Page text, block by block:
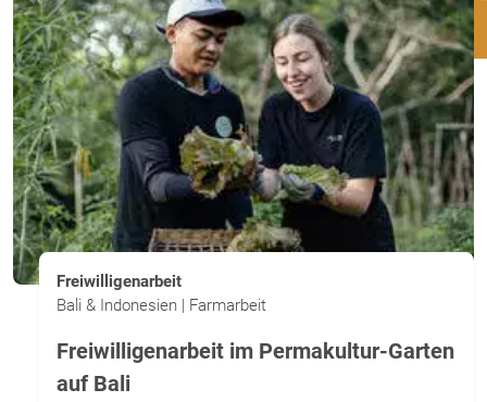
Freiwilligenarbeit
Bali & Indonesien | Farmarbeit
Freiwilligenarbeit im Permakultur-Garten
auf Bali